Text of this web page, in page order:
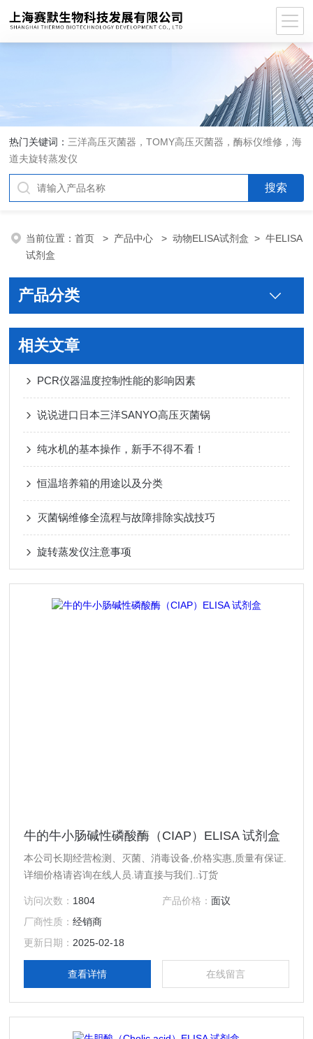
热门关键词： 三洋高压灭菌器，TOMY高压灭菌器，酶标仪维修，海
道夫旋转蒸发仪
当前位置：首页 > 产品中心 >动物ELISA试剂盒 >牛ELISA
试剂盒
产品分类
相关文章
PCR仪器温度控制性能的影响因素
说说进口日本三洋SANYO高压灭菌锅
纯水机的基本操作，新手不得不看！
恒温培养箱的用途以及分类
灭菌锅维修全流程与故障排除实战技巧
旋转蒸发仪注意事项
牛的牛小肠碱性磷酸酶（CIAP）ELISA 试剂盒
本公司长期经营检测、灭菌、消毒设备,价格实惠,质量有保证.
详细价格请咨询在线人员.请直接与我们..订货
访问次数： 1804 产品价格： 面议
厂商性质：经销商
更新日期： 2025-02-18
查看详情 在线留言